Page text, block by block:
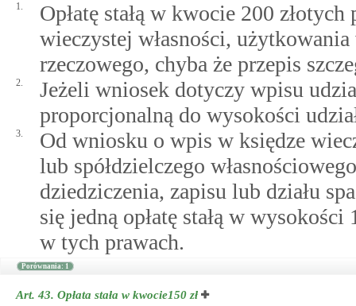
1.
Opłatę stałą w kwocie 200
wieczystej własności,
rzeczowego, chyba że przepis
2.
Jeżeli wniosek dotyczy wpisu
proporcjonalną do wysokości
3.
Od wniosku o wpis w księdze
lub spółdzielczego
dziedziczenia, zapisu lub działu
się jedną opłatę stałą w
w tych prawach.
Porównania: 1
Art. 43. Opłata stała w kwocie150 zł